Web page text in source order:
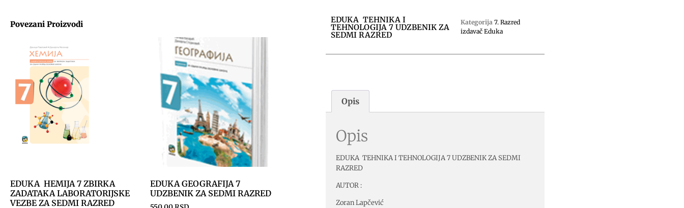
Povezani Proizvodi
EDUKA HEMIJA 7 ZBIRKA
ZADATAKA LABORATORIJSKE
VEZBE ZA SEDMI RAZRED
EDUKA GEOGRAFIJA 7
UDZBENIK ZA SEDMI RAZRED
EDUKA TEHNIKA I
TEHNOLOGIJA 7 UDZBENIK ZA
SEDMI RAZRED
Kategorija 7. Razred
izdavač Eduka
Opis
Opis
EDUKA TEHNIKA I TEHNOLOGIJA 7 UDZBENIK ZA SEDMI
RAZRED
AUTOR :
Zoran Lapčević